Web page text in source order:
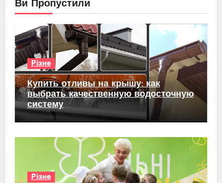
Ви Пропустили
Різне
Купить отливы на крышу: как
выбрать качественную водосточную
систему
Різне